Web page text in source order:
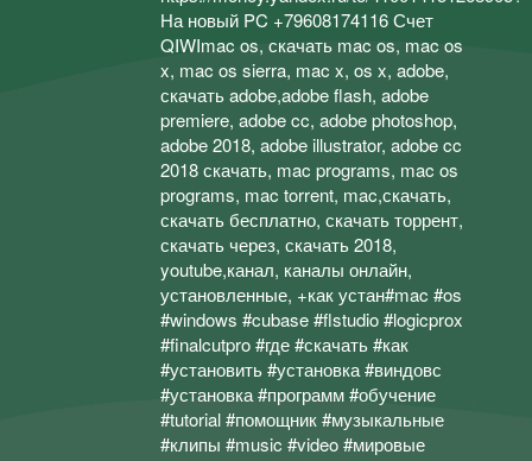
На новый PC +79608174116 Счет
QIWImac os, скачать mac os, mac os
x, mac os sierra, mac x, os x, adobe,
скачать adobe,adobe flash, adobe
premiere, adobe cc, adobe photoshop,
adobe 2018, adobe illustrator, adobe cc
2018 скачать, mac programs, mac os
programs, mac torrent, mac,скачать,
скачать бесплатно, скачать торрент,
скачать через, скачать 2018,
youtube,канал, каналы онлайн,
установленные, +как устан#mac #os
#windows #cubase #flstudio #logicprox
#finalcutpro #где #скачать #как
#установить #установка #виндовс
#установка #программ #обучение
#tutorial #помощник #музыкальные
#клипы #music #video #мировые